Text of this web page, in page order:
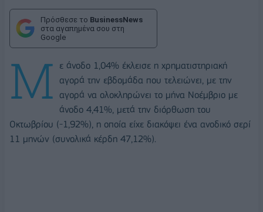
Πρόσθεσε το BusinessNews
στα αγαπημένα σου στη
Google
Μ
ε άνοδο 1,04% έκλεισε η χρηματιστηριακή
αγορά την εβδομάδα που τελειώνει, με την
αγορά να ολοκληρώνει το μήνα Νοέμβριο με
άνοδο 4,41%, μετά την διόρθωση του
Οκτωβρίου (-1,92%), η οποία είχε διακόψει ένα ανοδικό σερί
11 μηνών (συνολικά κέρδη 47,12%).